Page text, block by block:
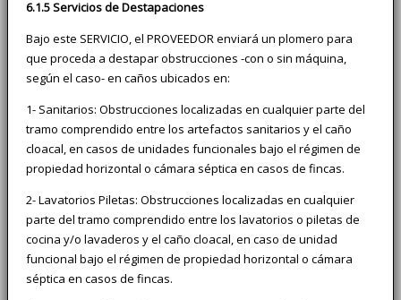
6.1.5 Servicios de Destapaciones
Bajo este SERVICIO, el PROVEEDOR enviará un plomero para
que proceda a destapar obstrucciones -con o sin máquina,
según el caso- en caños ubicados en:
1- Sanitarios: Obstrucciones localizadas en cualquier parte del
tramo comprendido entre los artefactos sanitarios y el caño
cloacal, en casos de unidades funcionales bajo el régimen de
propiedad horizontal o cámara séptica en casos de fincas.
2- Lavatorios Piletas: Obstrucciones localizadas en cualquier
parte del tramo comprendido entre los lavatorios o piletas de
cocina y/o lavaderos y el caño cloacal, en caso de unidad
funcional bajo el régimen de propiedad horizontal o cámara
séptica en casos de fincas.